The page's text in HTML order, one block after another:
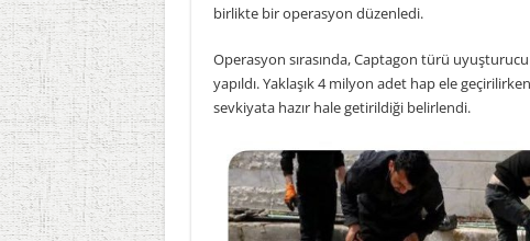
birlikte bir operasyon düzenledi.
Operasyon sırasında, Captagon türü
yapıldı. Yaklaşık 4 milyon adet hap ele
sevkiyata hazır hale getirildiği belirlendi.